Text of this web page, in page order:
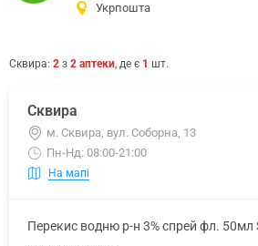
Укрпошта
Сквира: 2 з 2 аптеки, де є 1 шт.
Сквира
м. Сквира, вул. Соборна, 13
Пн-Нд: 08:00-21:00
На мапі
Перекис водню р-н 3% спрей фл. 50мл